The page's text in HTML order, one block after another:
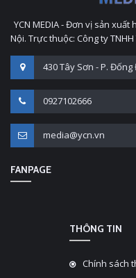
YCN MEDIA - Đơn vị sản
Nội. Trực thuộc: Công ty
430 Tây Sơn - P. Đống
0927102666
media@ycn.vn
FANPAGE
THÔNG TIN
Chính sách